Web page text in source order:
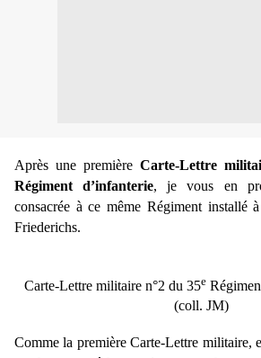
Après une première Carte-Lettre
Régiment d’infanterie, je vous en
consacrée à ce même Régiment installé à
Friederichs.
Carte-Lettre militaire n°2 du 35e
(coll. JM)
Comme la première Carte-Lettre militaire,